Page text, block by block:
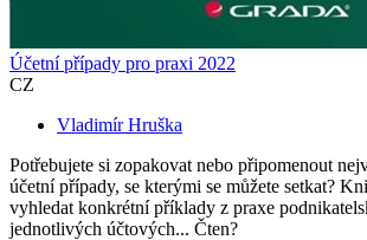
Účetní případy pro praxi 2022
CZ
Vladimír Hruška
Potřebujete si zopakovat nebo připomenout
účetní případy, se kterými se můžete setkat?
vyhledat konkrétní příklady z praxe
jednotlivých účtových... Čten?